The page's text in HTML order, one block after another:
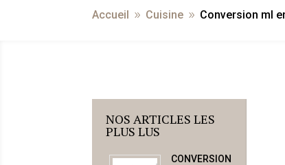
Accueil 9 Cuisine 9 Conversion ml
NOS ARTICLES LES
PLUS LUS
CONVERSION